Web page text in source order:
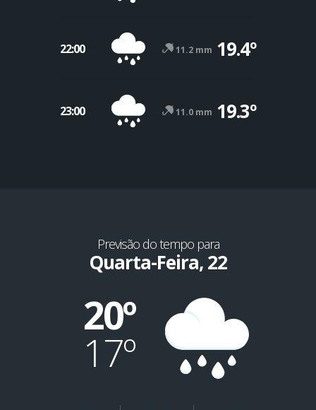
22:00 11.2 mm 19.4º
23:00 11.0 mm 19.3º
Previsão do tempo para
Quarta-Feira, 22
20º
17º